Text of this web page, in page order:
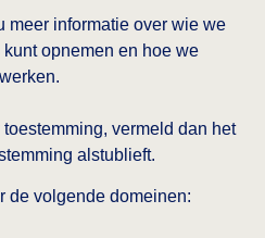
meer informatie over wie we
opnemen en hoe we
vermeld dan het
alstublieft.
de volgende domeinen: